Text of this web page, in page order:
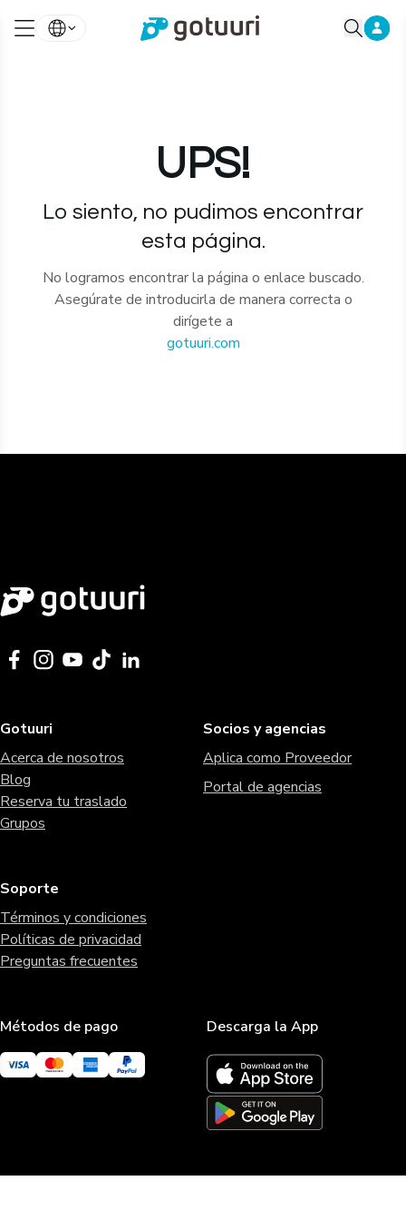
UPS!
Lo siento, no pudimos encontrar
esta página.
No logramos encontrar la página o enlace buscado.
Asegúrate de introducirla de manera correcta o
dirígete a
gotuuri.com
Gotuuri
Acerca de nosotros
Blog
Reserva tu traslado
Grupos
Socios y agencias
Aplica como Proveedor
Portal de agencias
Soporte
Términos y condiciones
Políticas de privacidad
Preguntas frecuentes
Métodos de pago Descarga la App